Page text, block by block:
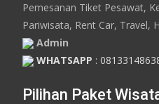
Pemesanan Tiket Pesawat,
Pariwisata, Rent Car, Travel,
Admin
WHATSAPP :
Pilihan Paket